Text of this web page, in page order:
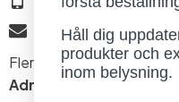
info@ljusbutik.se
Fler kontaktuppgifter »
Adress:
Håll dig
produkter och
inom belysning.